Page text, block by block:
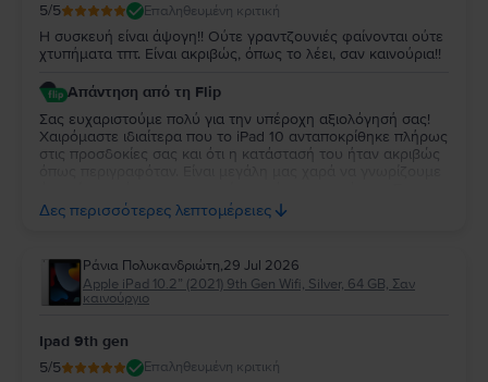
5/5 Επαληθευμένη κριτική
Η συσκευή είναι άψογη!! Ούτε γραντζουνιές φαίνονται ούτε
χτυπήματα τπτ. Είναι ακριβώς, όπως το λέει, σαν καινούρια!!
Απάντηση από τη Flip
Σας ευχαριστούμε πολύ για την υπέροχη αξιολόγησή σας!
Χαιρόμαστε ιδιαίτερα που το iPad 10 ανταποκρίθηκε πλήρως
στις προσδοκίες σας και ότι η κατάστασή του ήταν ακριβώς
ευχαριστούμε για την εμπιστοσύνη σας και ευχόμαστε να
χαρείτε τη νέα σας συσκευή!
Δες περισσότερες λεπτομέρειες
Ράνια Πολυκανδριώτη,29 Jul 2026
Apple iPad 10.2” (2021) 9th Gen Wifi, Silver, 64 GB, Σαν
καινούργιο
Ipad 9th gen
5/5 Επαληθευμένη κριτική